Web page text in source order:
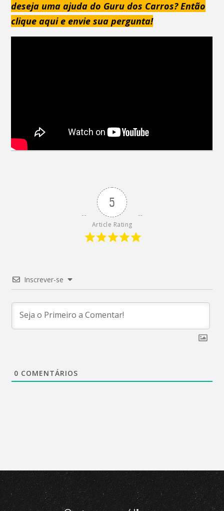
deseja uma ajuda do Guru dos Carros? Então
clique aqui e envie sua pergunta!
5
Article Rating
Inscrever-se
0 COMENTÁRIOS